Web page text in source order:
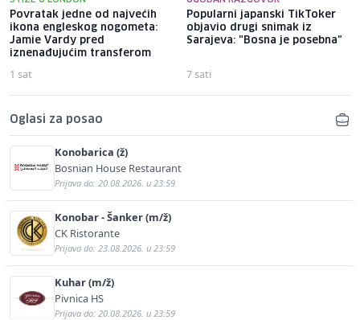
Povratak jedne od najvećih
ikona engleskog nogometa:
Jamie Vardy pred
iznenađujućim transferom
1 sat
Popularni japanski TikToker
objavio drugi snimak iz
Sarajeva: "Bosna je posebna"
7 sati
Oglasi za posao
Konobarica (ž)
Bosnian House Restaurant
Prijava do: 20.08.2026. u 23:59
Konobar - Šanker (m/ž)
CK Ristorante
Prijava do: 23.08.2026. u 23:59
Kuhar (m/ž)
Pivnica HS
Prijava do: 20.08.2026. u 23:59